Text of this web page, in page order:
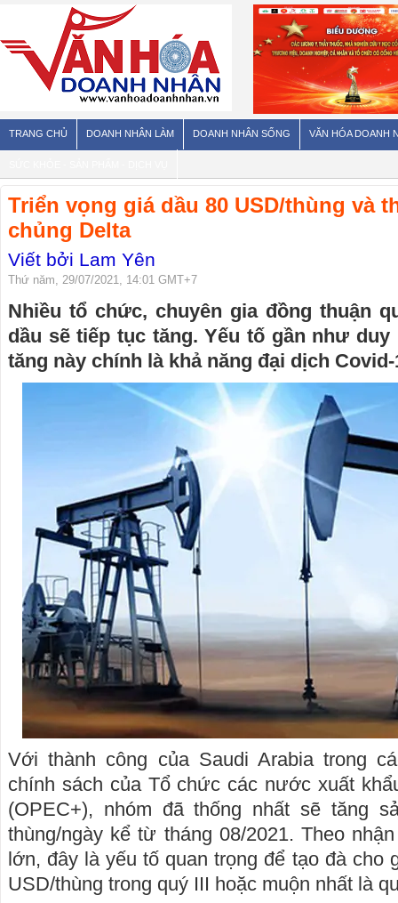
TRANG CHỦ DOANH NHÂN LÀM DOANH NHÂN SỐNG VĂN HÓA DOANH
Triển vọng giá dầu 80 USD/thùng và
chủng Delta
Viết bởi Lam Yên
Thứ năm, 29/07/2021, 14:01 GMT+7
Nhiều tổ chức, chuyên gia đồng thuận
dầu sẽ tiếp tục tăng. Yếu tố gần như
tăng này chính là khả năng đại dịch
Với thành công của Saudi Arabia trong
chính sách của Tổ chức các nước xuất
(OPEC+), nhóm đã thống nhất sẽ tăng
thùng/ngày kể từ tháng 08/2021. Theo
lớn, đây là yếu tố quan trọng để tạo đà cho
USD/thùng trong quý III hoặc muộn nhất là